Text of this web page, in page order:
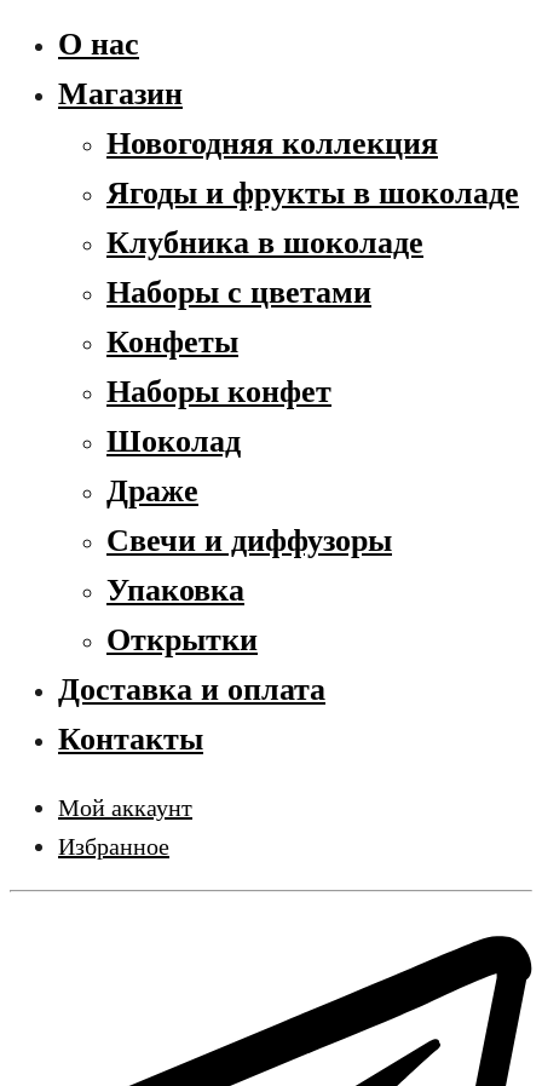
О нас
Магазин
Новогодняя коллекция
Ягоды и фрукты в шоколаде
Клубника в шоколаде
Наборы с цветами
Конфеты
Наборы конфет
Шоколад
Драже
Свечи и диффузоры
Упаковка
Открытки
Доставка и оплата
Контакты
Мой аккаунт
Избранное